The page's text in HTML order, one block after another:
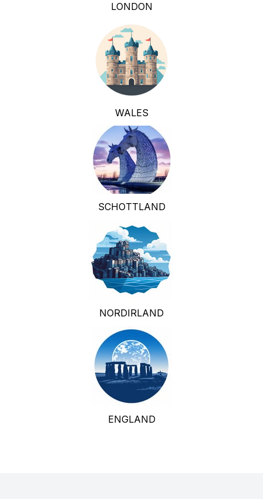
LONDON
WALES
SCHOTTLAND
NORDIRLAND
ENGLAND